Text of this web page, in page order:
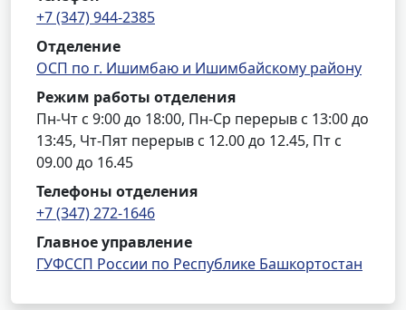
+7 (347) 944-2385
Отделение
ОСП по г. Ишимбаю и Ишимбайскому району
Режим работы отделения
Пн-Чт с 9:00 до 18:00, Пн-Ср перерыв с 13:00 до
13:45, Чт-Пят перерыв с 12.00 до 12.45, Пт с
09.00 до 16.45
Телефоны отделения
+7 (347) 272-1646
Главное управление
ГУФССП России по Республике Башкортостан